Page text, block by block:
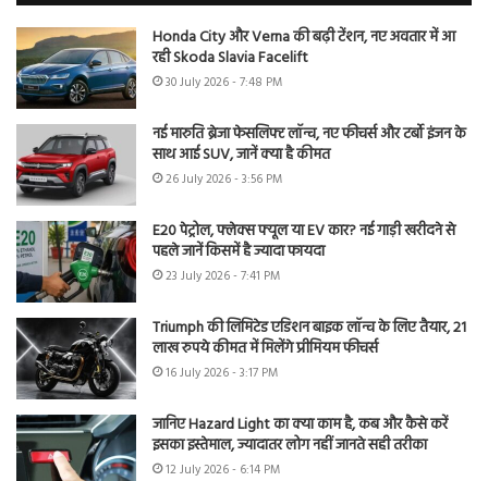
Honda City और Verna की बढ़ी टेंशन, नए अवतार में आ
रही Skoda Slavia Facelift
30 July 2026 - 7:48 PM
नई मारुति ब्रेजा फेसलिफ्ट लॉन्च, नए फीचर्स और टर्बो इंजन के
साथ आई SUV, जानें क्या है कीमत
26 July 2026 - 3:56 PM
E20 पेट्रोल, फ्लेक्स फ्यूल या EV कार? नई गाड़ी खरीदने से
पहले जानें किसमें है ज्यादा फायदा
23 July 2026 - 7:41 PM
Triumph की लिमिटेड एडिशन बाइक लॉन्च के लिए तैयार, 21
लाख रुपये कीमत में मिलेंगे प्रीमियम फीचर्स
16 July 2026 - 3:17 PM
जानिए Hazard Light का क्या काम है, कब और कैसे करें
इसका इस्तेमाल, ज्यादातर लोग नहीं जानते सही तरीका
12 July 2026 - 6:14 PM